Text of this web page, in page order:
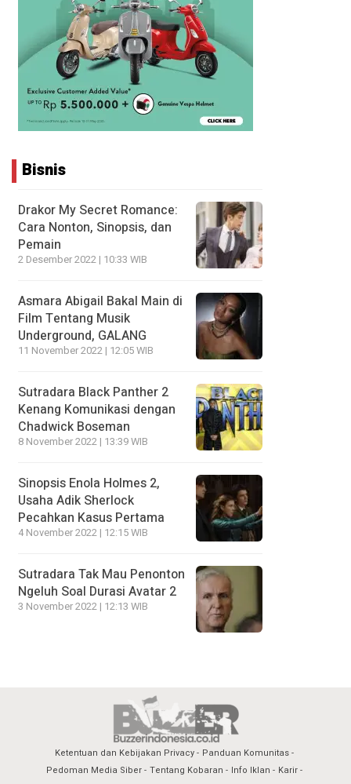
Bisnis
Drakor My Secret Romance:
Cara Nonton, Sinopsis, dan
Pemain
2 Desember 2022 | 10:33 WIB
Asmara Abigail Bakal Main di
Film Tentang Musik
Underground, GALANG
11 November 2022 | 12:05 WIB
Sutradara Black Panther 2
Kenang Komunikasi dengan
Chadwick Boseman
8 November 2022 | 13:39 WIB
Sinopsis Enola Holmes 2,
Usaha Adik Sherlock
Pecahkan Kasus Pertama
4 November 2022 | 12:15 WIB
Sutradara Tak Mau Penonton
Ngeluh Soal Durasi Avatar 2
3 November 2022 | 12:13 WIB
Ketentuan dan Kebijakan Privacy
Panduan Komunitas
Pedoman Media Siber
Tentang Kobaran Info Iklan
Karir